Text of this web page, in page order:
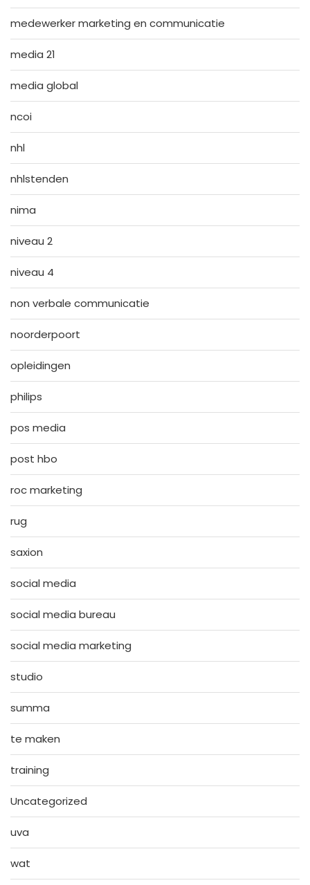
medewerker marketing en communicatie
media 21
media global
ncoi
nhl
nhlstenden
nima
niveau 2
niveau 4
non verbale communicatie
noorderpoort
opleidingen
philips
pos media
post hbo
roc marketing
rug
saxion
social media
social media bureau
social media marketing
studio
summa
te maken
training
Uncategorized
uva
wat